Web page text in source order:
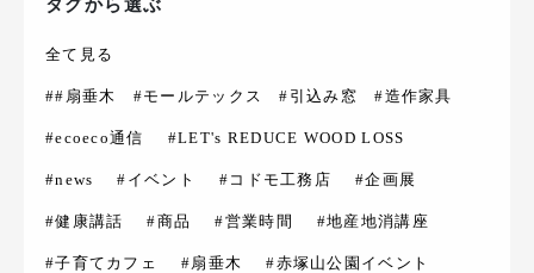
タグから選ぶ
全て見る
##扇垂木 #モールテックス #引込み窓 #造作家具
#ecoeco通信 #LET's REDUCE WOOD LOSS
#news #イベント #コドモ工務店 #企画展
#健康講話 #商品 #営業時間 #地産地消講座
#子育てカフェ #扇垂木 #赤塚山公園イベント